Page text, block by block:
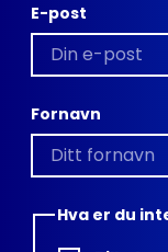
E-post
Fornavn
Hva er du